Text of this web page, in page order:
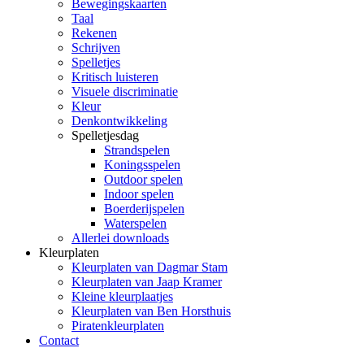
Bewegingskaarten
Taal
Rekenen
Schrijven
Spelletjes
Kritisch luisteren
Visuele discriminatie
Kleur
Denkontwikkeling
Spelletjesdag
Strandspelen
Koningsspelen
Outdoor spelen
Indoor spelen
Boerderijspelen
Waterspelen
Allerlei downloads
Kleurplaten
Kleurplaten van Dagmar Stam
Kleurplaten van Jaap Kramer
Kleine kleurplaatjes
Kleurplaten van Ben Horsthuis
Piratenkleurplaten
Contact